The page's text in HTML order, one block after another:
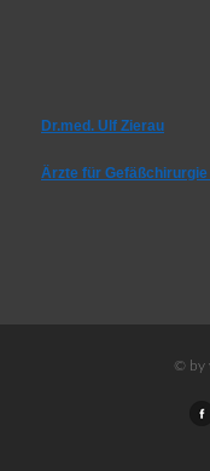
Dr.med. Ulf Zierau
Ärzte für
© by